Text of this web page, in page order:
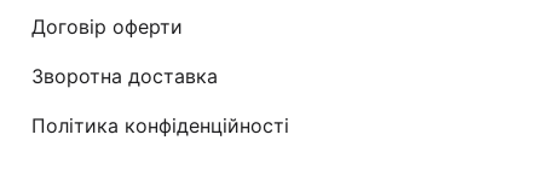
Договір оферти
Зворотна доставка
Політика конфіденційності